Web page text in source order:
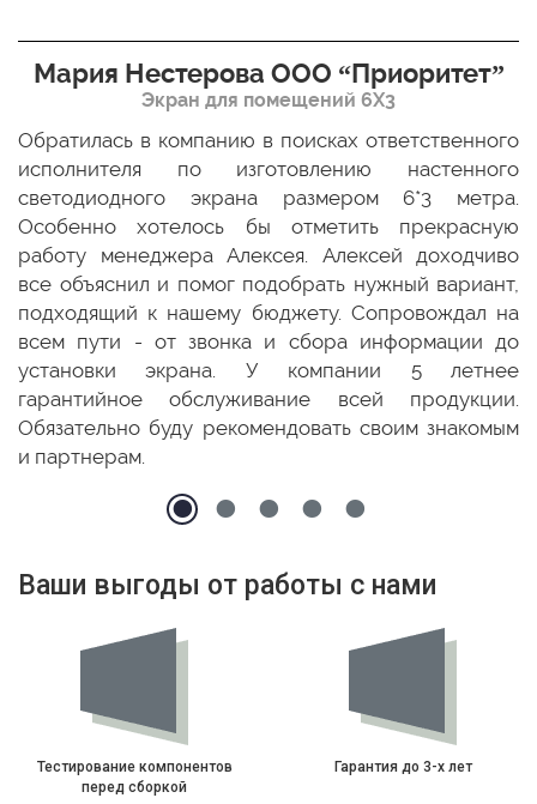
Мария Нестерова ООО “Приоритет”
Экран для помещений 6Х3
Обратилась в компанию в поисках ответственного
исполнителя по изготовлению настенного
светодиодного экрана размером 6*3 метра.
Особенно хотелось бы отметить прекрасную
работу менеджера Алексея. Алексей доходчиво
все объяснил и помог подобрать нужный вариант,
подходящий к нашему бюджету. Сопровождал на
всем пути - от звонка и сбора информации до
установки экрана. У компании 5 летнее
гарантийное обслуживание всей продукции.
Обязательно буду рекомендовать своим знакомым
и партнерам.
Ваши выгоды от работы с нами
Тестирование компонентов
перед сборкой
Гарантия до 3-х лет